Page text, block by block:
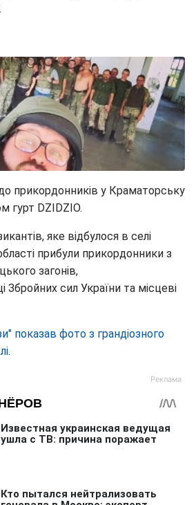
до прикордонників у Краматорську
гурт DZIDZIO.
яке відбулося в селі
прибули прикордонники з
загонів,
Збройних сил України та місцеві
показав фото з грандіозного
.